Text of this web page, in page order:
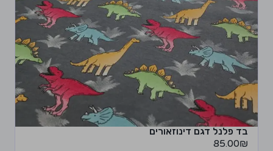
בד פלנל דגם דינוזאורים
85.00₪